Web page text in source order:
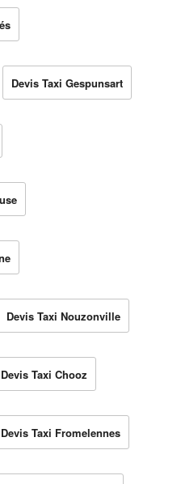
Devis Taxi Gespunsart
Devis Taxi Nouzonville
Devis Taxi Chooz
Devis Taxi Fromelennes